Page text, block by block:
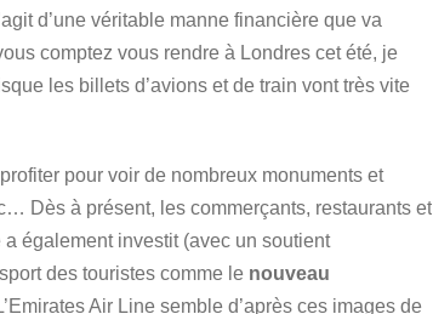
d’une véritable manne financière que va
comptez vous rendre à Londres cet été, je
les billets d’avions et de train vont très vite
pour voir de nombreux monuments et
Dès à présent, les commerçants, restaurants et
également investit (avec un soutient
des touristes comme le nouveau
Air Line semble d’après ces images de